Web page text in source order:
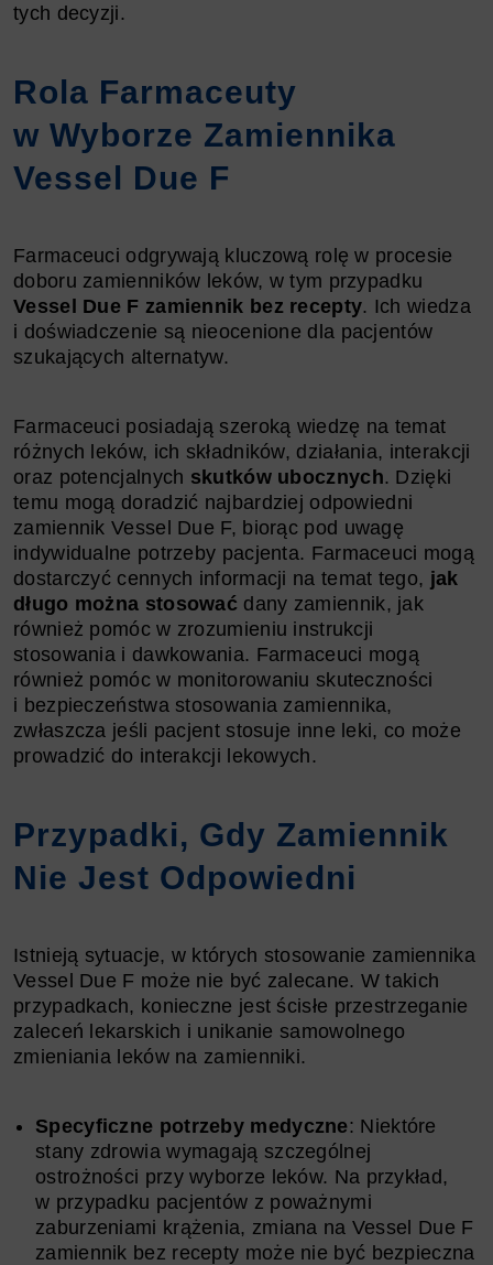
tych decyzji.
Rola Farmaceuty
w Wyborze Zamiennika
Vessel Due F
Farmaceuci odgrywają kluczową rolę w procesie
doboru zamienników leków, w tym przypadku
Vessel Due F zamiennik bez recepty. Ich wiedza
i doświadczenie są nieocenione dla pacjentów
szukających alternatyw.
Farmaceuci posiadają szeroką wiedzę na temat
różnych leków, ich składników, działania, interakcji
oraz potencjalnych skutków ubocznych. Dzięki
temu mogą doradzić najbardziej odpowiedni
zamiennik Vessel Due F, biorąc pod uwagę
indywidualne potrzeby pacjenta. Farmaceuci mogą
dostarczyć cennych informacji na temat tego, jak
długo można stosować dany zamiennik, jak
również pomóc w zrozumieniu instrukcji
stosowania i dawkowania. Farmaceuci mogą
również pomóc w monitorowaniu skuteczności
i bezpieczeństwa stosowania zamiennika,
zwłaszcza jeśli pacjent stosuje inne leki, co może
prowadzić do interakcji lekowych.
Przypadki, Gdy Zamiennik
Nie Jest Odpowiedni
Istnieją sytuacje, w których stosowanie zamiennika
Vessel Due F może nie być zalecane. W takich
przypadkach, konieczne jest ścisłe przestrzeganie
zaleceń lekarskich i unikanie samowolnego
zmieniania leków na zamienniki.
Specyficzne potrzeby medyczne: Niektóre
stany zdrowia wymagają szczególnej
ostrożności przy wyborze leków. Na przykład,
w przypadku pacjentów z poważnymi
zaburzeniami krążenia, zmiana na Vessel Due F
zamiennik bez recepty może nie być bezpieczna